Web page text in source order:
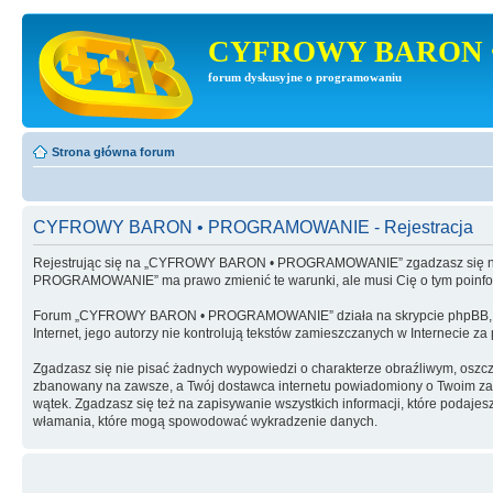
CYFROWY BARON
forum dyskusyjne o programowaniu
Strona główna forum
CYFROWY BARON • PROGRAMOWANIE - Rejestracja
Rejestrując się na „CYFROWY BARON • PROGRAMOWANIE” zgadzasz
PROGRAMOWANIE” ma prawo zmienić te warunki, ale musi Cię o tym
Forum „CYFROWY BARON • PROGRAMOWANIE” działa na skrypcie
Internet, jego autorzy nie kontrolują tekstów zamieszczanych w Internecie
Zgadzasz się nie pisać żadnych wypowiedzi o charakterze obraźliwym,
zbanowany na zawsze, a Twój dostawca internetu powiadomiony o Twoim
wątek. Zgadzasz się też na zapisywanie wszystkich informacji, które
włamania, które mogą spowodować wykradzenie danych.